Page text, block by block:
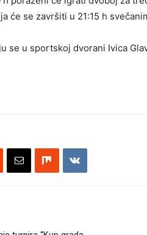
će se završiti u 21:15 h
se u sportskoj dvorani Ivica